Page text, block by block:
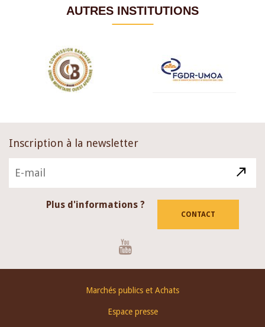
AUTRES INSTITUTIONS
Inscription à la newsletter
Plus d'informations ?
CONTACT
Marchés publics et Achats
Espace presse